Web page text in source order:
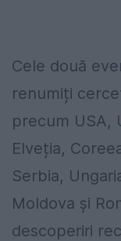
Cele două
renumiți
precum USA,
Elveția,
Serbia,
Moldova și
descoperiri